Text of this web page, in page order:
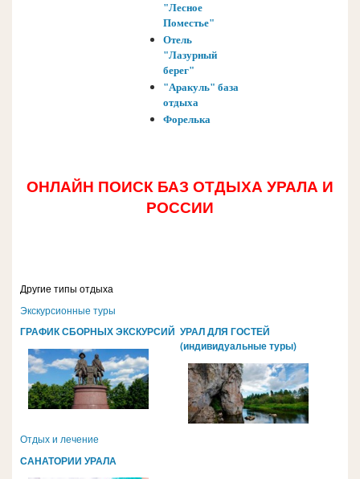
"Лесное
Поместье"
Отель
"Лазурный
берег"
"Аракуль" база
отдыха
Форелька
ОНЛАЙН ПОИСК БАЗ ОТДЫХА УРАЛА И
РОССИИ
Другие типы отдыха
Экскурсионные туры
ГРАФИК СБОРНЫХ ЭКСКУРСИЙ УРАЛ ДЛЯ ГОСТЕЙ
(индивидуальные туры)
Отдых и лечение
САНАТОРИИ УРАЛА